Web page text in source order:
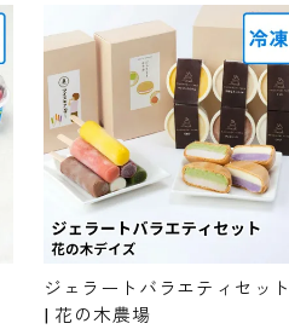
ジェラートバラエティセット
| 花の木農場